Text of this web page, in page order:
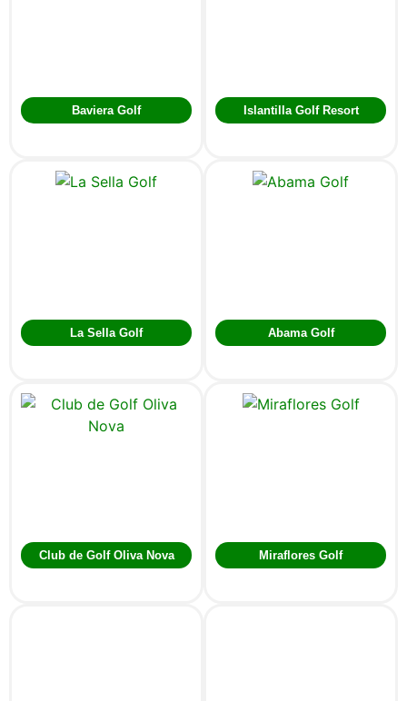
Baviera Golf Islantilla Golf Resort
La Sella Golf Abama Golf
Club de Golf Oliva Nova Miraflores Golf